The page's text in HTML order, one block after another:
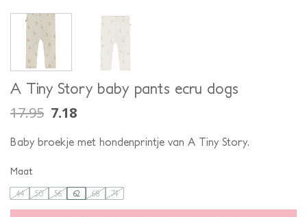
A Tiny Story baby pants ecru dogs
17.95 7.18
Baby broekje met hondenprintje van A Tiny Story.
Maat
44 50 56 62 68 74